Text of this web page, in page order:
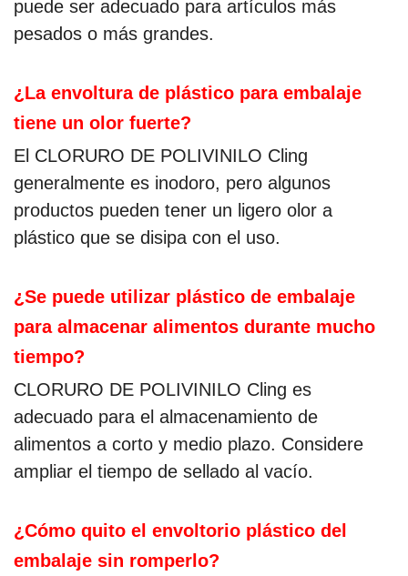
puede ser adecuado para artículos más
pesados o más grandes.
¿La envoltura de plástico para embalaje
tiene un olor fuerte?
El CLORURO DE POLIVINILO Cling
generalmente es inodoro, pero algunos
productos pueden tener un ligero olor a
plástico que se disipa con el uso.
¿Se puede utilizar plástico de embalaje
para almacenar alimentos durante mucho
tiempo?
CLORURO DE POLIVINILO Cling es
adecuado para el almacenamiento de
alimentos a corto y medio plazo. Considere
ampliar el tiempo de sellado al vacío.
¿Cómo quito el envoltorio plástico del
embalaje sin romperlo?